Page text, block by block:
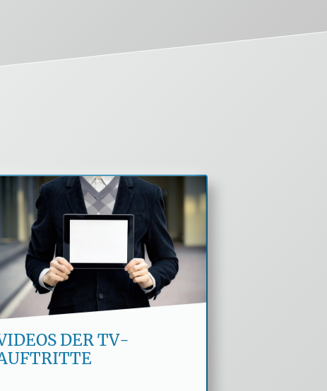
DER TV-
Gedächtniskünstler Jens
der Denker hatte schon
zahlreiche TV-Auftritte im
In- und Ausland. Sehen Sie
Zusammenschnitte,
interessante Interviews,